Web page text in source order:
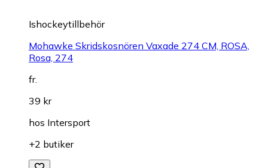
Ishockeytillbehör
Mohawke Skridskosnören Vaxade 274 CM, ROSA,
Rosa, 274
fr.
39 kr
hos Intersport
+2 butiker